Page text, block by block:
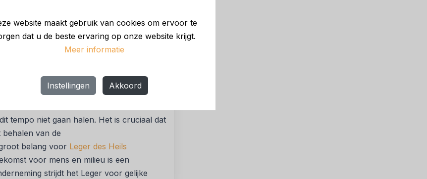
website maakt gebruik van cookies om ervoor te
dat u de beste ervaring op onze website krijgt.
Meer informatie
Instellingen Akkoord
BTW-tarief van 21% naar 0% voor
in gesprek zijn over een
om afspraken te maken. "Maar
even voordat er een akkoord is. Dit
tempo niet gaan halen. Het is cruciaal dat
van de
belang voor Leger des Heils
voor mens en milieu is een
strijdt het Leger voor gelijke